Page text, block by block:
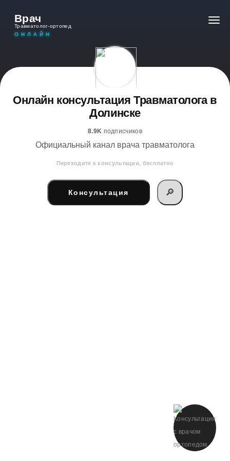
Врач
Травматолог-ортопед
ОНЛАЙН
Онлайн консультация Травматолога в
Долинске
8.9K подписчиков
Официальный канал врача травматолога
Переходите к консультации, бесплатно
Консультация 🔎